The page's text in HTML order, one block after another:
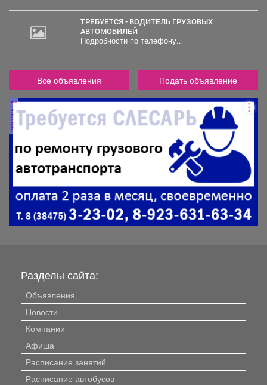
ТРЕБУЕТСЯ - ВОДИТЕЛЬ ГРУЗОВЫХ
АВТОМОБИЛЕЙ
Подробности по телефону..
Все объявления Подать объявление
реклама
Разделы сайта:
Объявления
Новости
Компании
Афиша
Расписание занятий
Расписание автобусов